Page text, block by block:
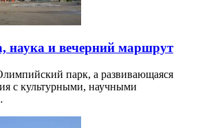
наука и вечерний маршрут
парк, а развивающаяся
с культурными, научными